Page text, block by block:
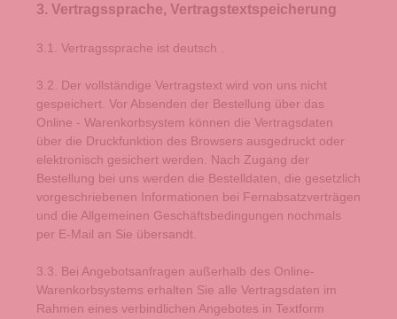
3. Vertragssprache, Vertragstextspeicherung
3.1. Vertragssprache ist deutsch
3.2. Der vollständige Vertragstext wird von uns nicht
gespeichert. Vor Absenden der Bestellung über das
Online - Warenkorbsystem können die Vertragsdaten
über die Druckfunktion des Browsers ausgedruckt oder
elektronisch gesichert werden. Nach Zugang der
Bestellung bei uns werden die Bestelldaten, die gesetzlich
vorgeschriebenen Informationen bei Fernabsatzverträgen
und die Allgemeinen Geschäftsbedingungen nochmals
per E-Mail an Sie übersandt.
3.3. Bei Angebotsanfragen außerhalb des Online-
Warenkorbsystems erhalten Sie alle Vertragsdaten im
Rahmen eines verbindlichen Angebotes in Textform